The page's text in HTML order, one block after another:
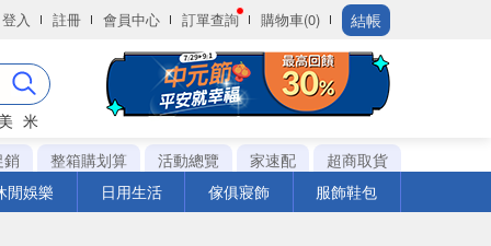
登入 註冊 會員中心 訂單查詢 購物車(0) 結帳
米
銷
整箱購划算 活動總覽 家速配
超商取貨
閒娛樂
日用生活 傢俱寢飾 服飾鞋包